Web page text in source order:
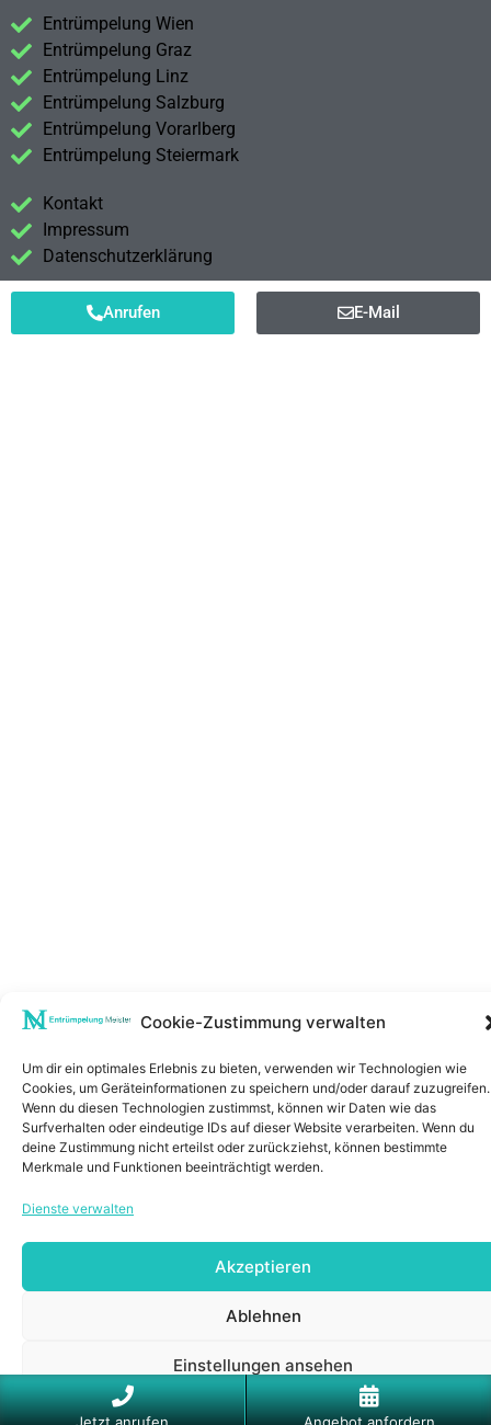
Cookie-Zustimmung verwalten
Um dir ein optimales Erlebnis zu bieten, verwenden wir Technologien wie
Cookies, um Geräteinformationen zu speichern und/oder darauf zuzugreifen.
Wenn du diesen Technologien zustimmst, können wir Daten wie das
Surfverhalten oder eindeutige IDs auf dieser Website verarbeiten. Wenn du
deine Zustimmung nicht erteilst oder zurückziehst, können bestimmte
Merkmale und Funktionen beeinträchtigt werden.
Dienste verwalten
Akzeptieren
Ablehnen
Einstellungen ansehen
Cookie-RichtlinieDatenschutzerklärungImpressum
Entrümpelung Wien
Entrümpelung Graz
Entrümpelung Linz
Entrümpelung Salzburg
Entrümpelung Vorarlberg
Entrümpelung Steiermark
Kontakt
Impressum
Datenschutzerklärung
Anrufen E-Mail